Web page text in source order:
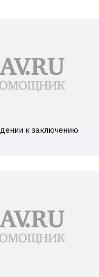
к заключению